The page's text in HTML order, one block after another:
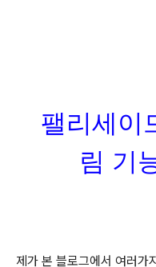
팰리세이
림 기
제가 본 블로그에서 여러가